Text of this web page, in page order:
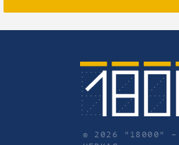
© 2026 "18000" –